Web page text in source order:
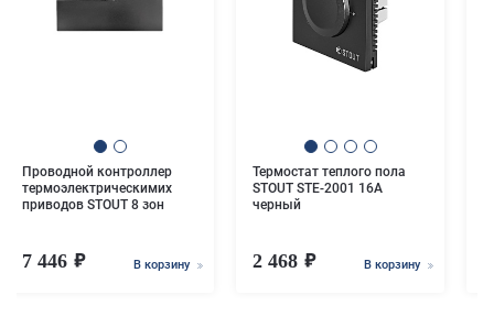
Проводной контроллер
термоэлектрическимих
приводов STOUT 8 зон
7 446 В корзину
Термостат теплого пола
STOUT STE-2001 16А
черный
2 468 В корзину